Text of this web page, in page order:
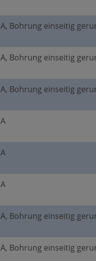
A, Bohrung einseitig
A, Bohrung einseitig
A, Bohrung einseitig
A
A
A
A, Bohrung einseitig
A, Bohrung einseitig